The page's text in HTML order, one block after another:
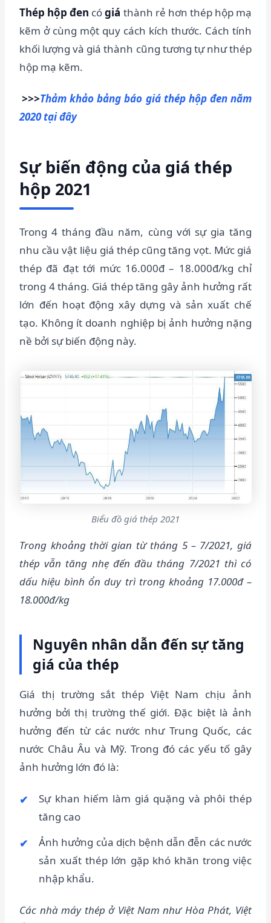
Thép hộp đen cógiá thành rẻ hơn thép hộp mạ
kẽm ở cùng một quy cách kích thước. Cách tính
khối lượng và giá thành cũng tương tự như thép
hộp mạ kẽm.
>>>Thảm khảo bảng báo giá thép hộp đen năm
2020 tại đây
Sự biến động của giá thép
hộp 2021
Trong 4 tháng đầu năm, cùng với sự gia tăng
nhu cầu vật liệu giá thép cũng tăng vọt. Mức giá
thép đã đạt tới mức 16.000đ – 18.000đ/kg chỉ
trong 4 tháng. Giá thép tăng gây ảnh hưởng rất
lớn đến hoạt động xây dựng và sản xuất chế
tạo. Không ít doanh nghiệp bị ảnh hưởng nặng
nề bởi sự biến động này.
Biểu đồ giá thép 2021
Trong khoảng thời gian từ tháng 5 – 7/2021, giá
thép vẫn tăng nhẹ đến đầu tháng 7/2021 thì có
dấu hiệu bình ổn duy trì trong khoảng 17.000đ –
18.000đ/kg
Nguyên nhân dẫn đến sự tăng
giá của thép
Giá thị trường sắt thép Việt Nam chịu ảnh
hưởng bởi thị trường thế giới. Đặc biệt là ảnh
hưởng đến từ các nước như Trung Quốc, các
nước Châu Âu và Mỹ. Trong đó các yếu tố gây
ảnh hưởng lớn đó là:
Sự khan hiếm làm giá quặng và phôi thép
tăng cao
Ảnh hưởng của dịch bệnh dẫn đễn các nước
sản xuất thép lớn gặp khó khăn trong việc
nhập khẩu.
Các nhà máy thép ở Việt Nam như Hòa Phát, Việt